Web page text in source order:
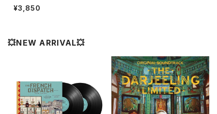
¥3,850
💥NEW ARRIVAL💥